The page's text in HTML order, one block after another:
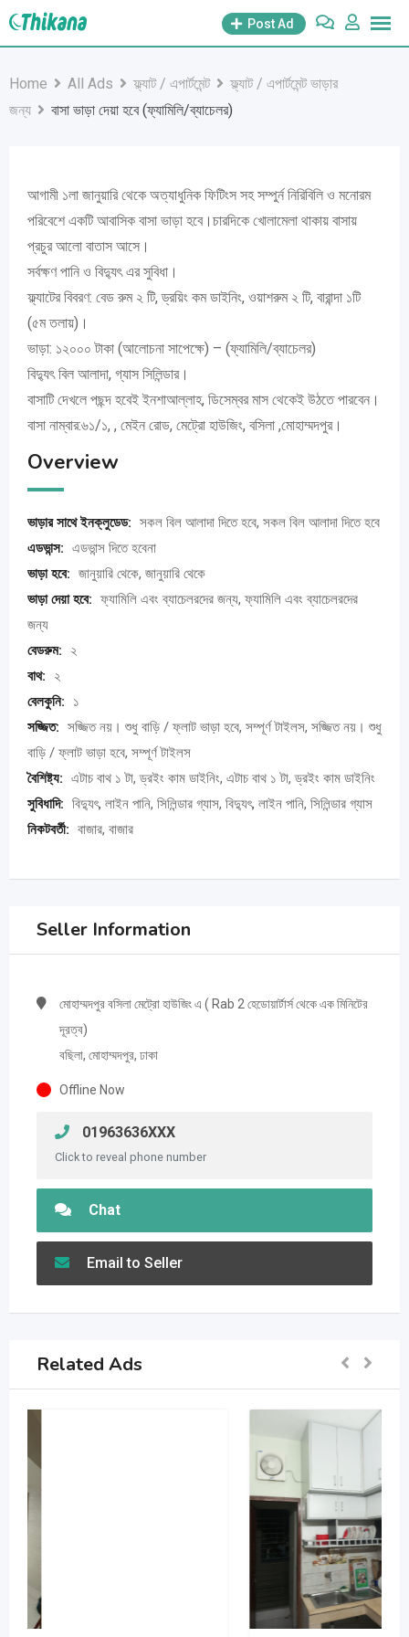
Skip
Post Ad
Home All Ads ফ্ল্যাট / এপার্টমেন্ট
ফ্ল্যাট / এপার্টমেন্ট ভাড়ার
জন্য
বাসা ভাড়া দেয়া হবে (ফ্যামিলি/ব্যাচেলর)
আগামী ১লা জানুয়ারি থেকে অত্যাধুনিক ফিটিংস সহ সম্পুর্ন নিরিবিলি ও মনোরম
পরিবেশে একটি আবাসিক বাসা ভাড়া হবে।চারদিকে খোলামেলা থাকায় বাসায়
প্রচুর আলো বাতাস আসে।
সর্বক্ষণ পানি ও বিদ্যুৎ এর সুবিধা।
ফ্ল্যাটের বিবরণ: বেড রুম ২ টি, ড্রয়িং কম ডাইনিং, ওয়াশরুম ২ টি, বারান্দা ১টি
(৫ম তলায়)।
ভাড়া: ১‌২০০০ টাকা (আলোচনা সাপেক্ষে) – (ফ্যামিলি/ব্যাচেলর)
বিদ্যুৎ বিল আলাদা, গ্যাস সিলিন্ডার।
বাসাটি দেখলে পছন্দ হবেই ইনশাআল্লাহ, ডিসেম্বর মাস থেকেই উঠতে পারবেন।
বাসা নাম্বার:৬১/১, , মেইন রোড, মেট্রো হাউজিং, বসিলা ,মোহাম্মদপুর।
Overview
ভাড়ার সাথে ইনক্লুডেড: সকল বিল আলাদা দিতে হবে, সকল বিল আলাদা দিতে হবে
এডভান্স: এডভান্স দিতে হবেনা
ভাড়া হবে: জানুয়ারি থেকে, জানুয়ারি থেকে
ভাড়া দেয়া হবে: ফ্যামিলি এবং ব্যাচেলরদের জন্য, ফ্যামিলি এবং ব্যাচেলরদের
জন্য
বেডরুম:
২
বাথ:
২
বেলকুনি:
১
সজ্জিত: সজ্জিত নয়। শুধু বাড়ি / ফ্লাট ভাড়া হবে, সম্পূর্ণ টাইলস, সজ্জিত নয়। শুধু
বাড়ি / ফ্লাট ভাড়া হবে, সম্পূর্ণ টাইলস
বৈশিষ্ট্য: এটাচ বাথ ১ টা, ড্রইং কাম ডাইনিং, এটাচ বাথ ১ টা, ড্রইং কাম ডাইনিং
সুবিধাদি: বিদ্যুৎ, লাইন পানি, সিলিন্ডার গ্যাস, বিদ্যুৎ, লাইন পানি, সিলিন্ডার গ্যাস
নিকটবর্তী: বাজার, বাজার
Seller Information
মোহাম্মদপুর বসিলা মেট্রো হাউজিং এ ( Rab 2 হেডোয়ার্টার্স থেকে এক মিনিটের
দূরত্ব)
বছিলা, মোহাম্মদপুর, ঢাকা
Offline Now
01963636XXX
Click to reveal phone number
Chat
Email to Seller
Related Ads